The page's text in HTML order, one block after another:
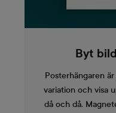
Byt
Posterhängaren
variation och visa
då och då.